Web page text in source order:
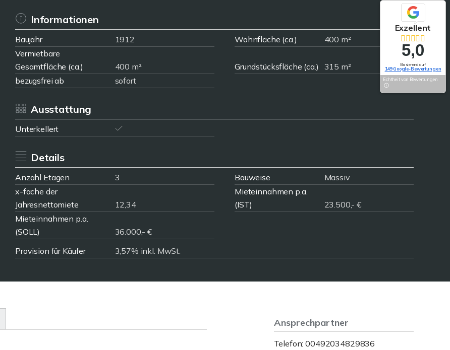
Informationen
Baujahr 1912 Wohnfläche (ca.)
400 m²
Vermietbare
Gesamtfläche (ca.)
400 m² Grundstücksfläche (ca.)
315 m²
bezugsfrei ab
sofort
Ausstattung
Unterkellert
Details
Anzahl Etagen 3 Bauweise
Massiv
x-fache der
Jahresnettomiete
12,34
Mieteinnahmen p.a.
(IST)
23.500,- €
Mieteinnahmen p.a.
(SOLL)
36.000,- €
Provision für Käufer
3,57% inkl. MwSt.
Ansprechpartner
Telefon: 00492034829836
Exzellent
5,0
Basierend auf
149 Google-Bewertungen
Echtheit von Bewertungen